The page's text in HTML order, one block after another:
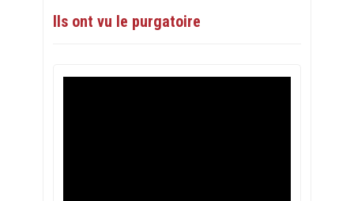
Ils ont vu le purgatoire